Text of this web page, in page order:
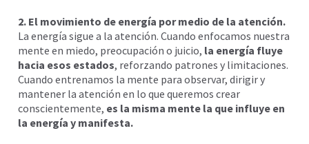
2. El movimiento de energía por medio de la atención.
La energía sigue a la atención. Cuando enfocamos nuestra
mente en miedo, preocupación o juicio, la energía fluye
hacia esos estados, reforzando patrones y limitaciones.
Cuando entrenamos la mente para observar, dirigir y
mantener la atención en lo que queremos crear
conscientemente, es la misma mente la que influye en
la energía y manifesta.